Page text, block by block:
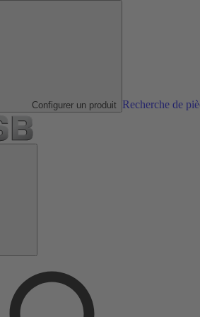
Configurer un produit Recherche de